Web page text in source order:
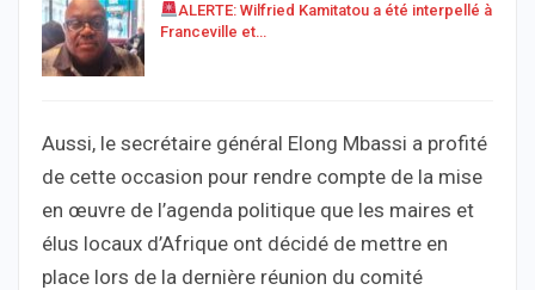
ALERTE: Wilfried Kamitatou a été interpellé à
Franceville et…
Aussi, le secrétaire général Elong Mbassi a profité
de cette occasion pour rendre compte de la mise
en œuvre de l’agenda politique que les maires et
élus locaux d’Afrique ont décidé de mettre en
place lors de la dernière réunion du comité